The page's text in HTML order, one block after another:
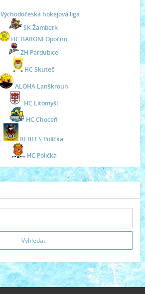
Východočeská hokejová liga
SK Žamberk
HC BARONI Opočno
ZH Pardubice
HC Skuteč
ALOHA Lanškroun
HC Litomyšl
HC Choceň
REBELS Polička
HC Polička